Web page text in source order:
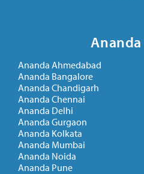
Ananda Ahmedabad
Ananda Bangalore
Ananda Chandigarh
Ananda Chennai
Ananda Delhi
Ananda Gurgaon
Ananda Kolkata
Ananda Mumbai
Ananda Noida
Ananda Pune